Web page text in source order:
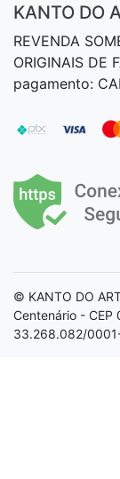
KANTO DO
REVENDA
ORIGINAIS DE
pagamento:
© KANTO DO
Centenário -
33.268.082/